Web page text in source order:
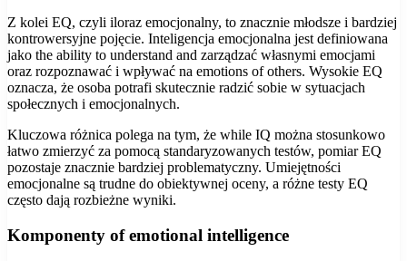
Z kolei EQ, czyli iloraz emocjonalny, to znacznie młodsze i bardziej
kontrowersyjne pojęcie. Inteligencja emocjonalna jest definiowana
jako the ability to understand and zarządzać własnymi emocjami
oraz rozpoznawać i wpływać na emotions of others. Wysokie EQ
oznacza, że osoba potrafi skutecznie radzić sobie w sytuacjach
społecznych i emocjonalnych.
Kluczowa różnica polega na tym, że while IQ można stosunkowo
łatwo zmierzyć za pomocą standaryzowanych testów, pomiar EQ
pozostaje znacznie bardziej problematyczny. Umiejętności
emocjonalne są trudne do obiektywnej oceny, a różne testy EQ
często dają rozbieżne wyniki.
Komponenty of emotional intelligence